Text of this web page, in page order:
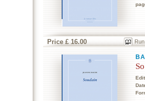
Price £ 16.00